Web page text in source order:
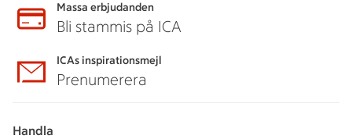
Massa erbjudanden
Bli stammis på ICA
ICAs inspirationsmejl
Prenumerera
Handla